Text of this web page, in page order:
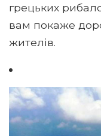
грецьких
вам покаже
жителів.